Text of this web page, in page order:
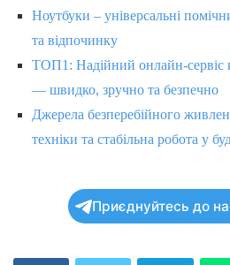
Ноутбуки – універсальні
та відпочинку
ТОП1: Надійний онлайн-сервіс
— швидко, зручно та безпечно
Джерела безперебійного
техніки та стабільна робота у
Приєднуйтесь до